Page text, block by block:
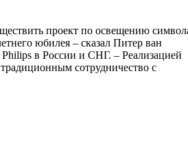
проект по освещению
юбилея – сказал Питер ван
в России и СНГ. – Реализацией
сотрудничество с